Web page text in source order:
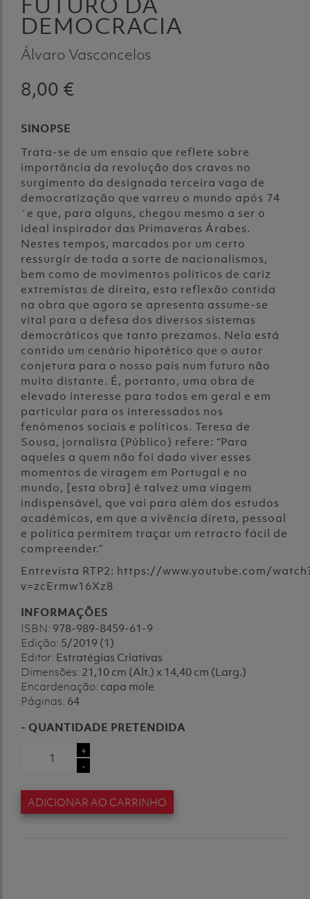
DEMOCRACIA
Álvaro Vasconcelos
8,00 €
SINOPSE
Trata-se de um ensaio que reflete sobre
importância da revolução dos cravos no
surgimento da designada terceira vaga de
democratização que varreu o mundo após 74
´e que, para alguns, chegou mesmo a ser o
ideal inspirador das Primaveras Árabes.
Nestes tempos, marcados por um certo
ressurgir de toda a sorte de nacionalismos,
bem como de movimentos políticos de cariz
extremistas de direita, esta reflexão contida
na obra que agora se apresenta assume-se
vital para a defesa dos diversos sistemas
democráticos que tanto prezamos. Nela está
contido um cenário hipotético que o autor
conjetura para o nosso país num futuro não
muito distante. É, portanto, uma obra de
elevado interesse para todos em geral e em
particular para os interessados nos
fenómenos sociais e políticos. Teresa de
Sousa, jornalista (Público) refere: “Para
aqueles a quem não foi dado viver esses
momentos de viragem em Portugal e no
mundo, [esta obra] é talvez uma viagem
indispensável, que vai para além dos estudos
académicos, em que a vivência direta, pessoal
e política permitem traçar um retracto fácil de
compreender.”
Entrevista RTP2: https://www.youtube.com/
v=zcErmw16Xz8
INFORMAÇÕES
ISBN: 978-989-8459-61-9
Edição: 5/2019 (1)
Editor: Estratégias Criativas
Dimensões: 21,10 cm (Alt.) x 14,40 cm (Larg.)
Encardenação: capa mole
Páginas: 64
- QUANTIDADE PRETENDIDA
+
-
ADICIONAR AO CARRINHO